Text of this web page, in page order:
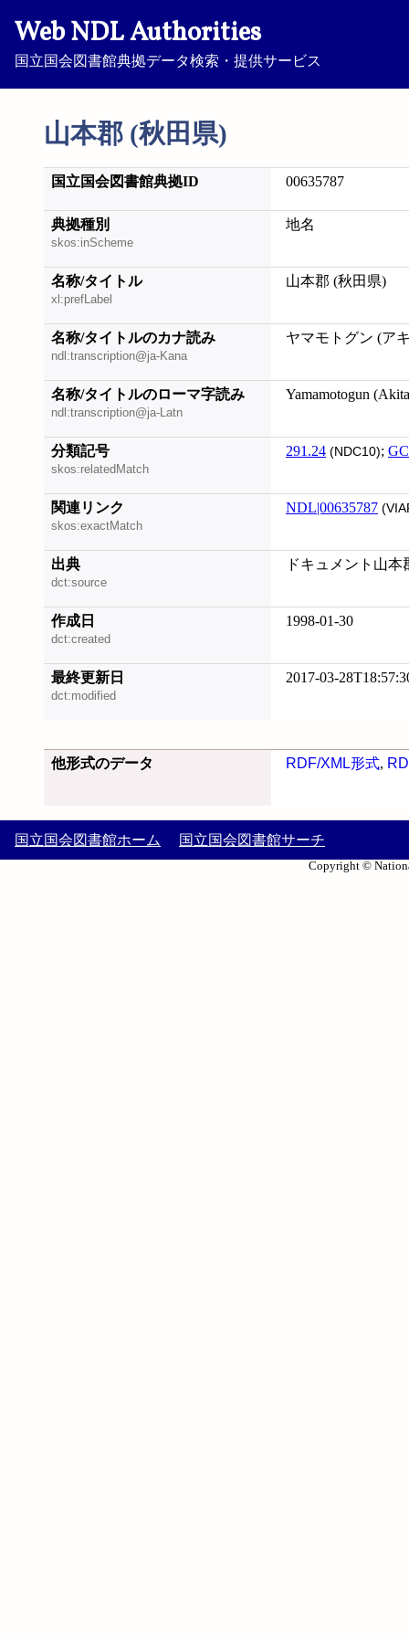
Web NDL Authorities
国立国会図書館典拠データ検索・提供サービス
山本郡 (秋田県)
国立国会図書館典拠ID 00635787
典拠種別
skos:inScheme
地名
名称/タイトル
xl:prefLabel
山本郡 (秋田県)
名称/タイトルのカナ読み
ndl:transcription@ja-Kana
ヤマモトグン (ア
名称/タイトルのローマ字読み
ndl:transcription@ja-Latn
Yamamotogun
分類記号
skos:relatedMatch
291.24 (NDC10);
関連リンク
skos:exactMatch
NDL|00635787
出典
dct:source
ドキュメント山
作成日
dct:created
1998-01-30
最終更新日
dct:modified
2017-03-
他形式のデータ RDF/XML形式,
国立国会図書館ホーム 国立国会図書館サーチ
Copyright ©